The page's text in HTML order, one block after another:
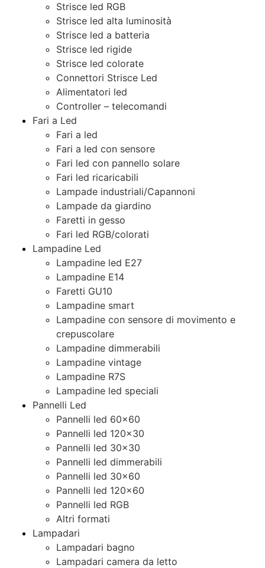
Strisce led RGB
Strisce led alta luminosità
Strisce led a batteria
Strisce led rigide
Strisce led colorate
Connettori Strisce Led
Alimentatori led
Controller – telecomandi
Fari a Led
Fari a led
Fari a led con sensore
Fari led con pannello solare
Fari led ricaricabili
Lampade industriali/Capannoni
Lampade da giardino
Faretti in gesso
Fari led RGB/colorati
Lampadine Led
Lampadine led E27
Lampadine E14
Faretti GU10
Lampadine smart
Lampadine con sensore di movimento e
crepuscolare
Lampadine dimmerabili
Lampadine vintage
Lampadine R7S
Lampadine led speciali
Pannelli Led
Pannelli led 60×60
Pannelli led 120×30
Pannelli led 30×30
Pannelli led dimmerabili
Pannelli led 30×60
Pannelli led 120×60
Pannelli led RGB
Altri formati
Lampadari
Lampadari bagno
Lampadari camera da letto